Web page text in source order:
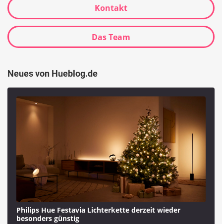
Kontakt
Das Team
Neues von Hueblog.de
Philips Hue Festavia Lichterkette derzeit wieder
besonders günstig